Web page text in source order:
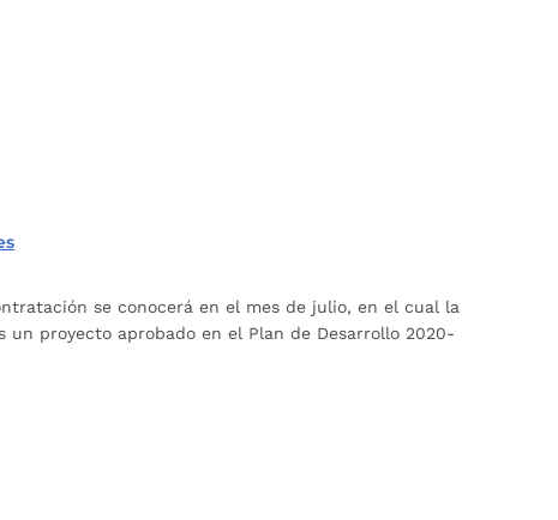
se conocerá en el mes de julio, en el cual la
proyecto aprobado en el Plan de Desarrollo 2020-